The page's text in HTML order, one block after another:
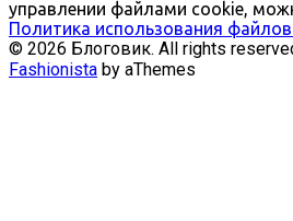
управлении файлами cookie,
Политика использования
© 2026 Блоговик. All rights
Fashionista by aThemes